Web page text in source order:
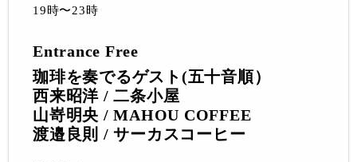
19時〜23時
Entrance Free
珈琲を奏でるゲスト(五十音順）
西来昭洋 / 二条小屋
山嵜明央 / MAHOU COFFEE
渡邉良則 / サーカスコーヒー